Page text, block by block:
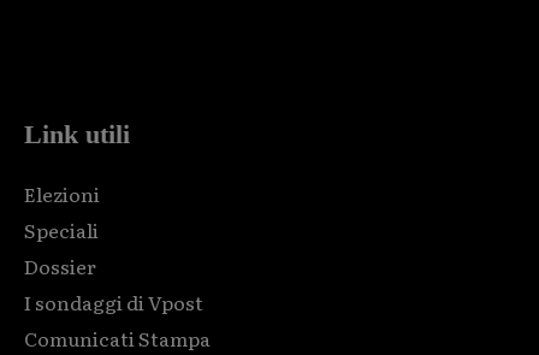
Link utili
Elezioni
Speciali
Dossier
I sondaggi di Vpost
Comunicati Stampa